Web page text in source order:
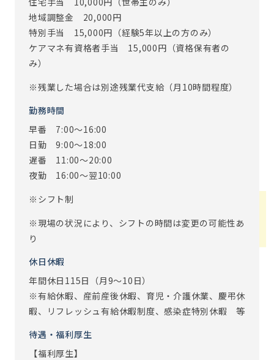
地域調整金 20,000円
特別手当 15,000円（経験5年以上の方のみ）
ケアマネ有資格者手当 15,000円（資格保有者の
み）
※残業した場合は別途残業代支給（月10時間程度）
勤務時間
早番 7:00～16:00
日勤 9:00～18:00
遅番 11:00～20:00
夜勤 16:00～翌10:00
※シフト制
※現場の状況により、シフトの時間は変更の可能性あ
り
休日休暇
年間休日115日（月9～10日）
※有給休暇、産前産後休暇、育児・介護休業、慶弔休
暇、リフレッシュ有給休暇制度、感染症特別休暇 等
待遇・福利厚生
【福利厚生】